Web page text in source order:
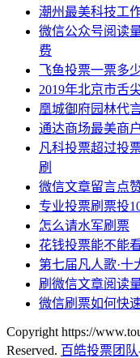
潮州最美科技工
微信公众号阅读
费
飞鱼投票一票多
2019年北京市舌
凰城御府园林代
通达商场最美商
凡科投票超过投
刷
微信文章留言点
专业投票刷票投
怎么请水军刷票
花钱投票能不能
第七届凡人歌·
刷微信文章阅读
微信刷票如何快
Copyright https://
Reserved. 百皓投票团队